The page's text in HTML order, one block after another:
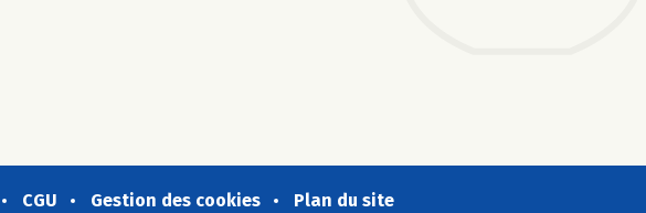
CGU Gestion des cookies Plan du site